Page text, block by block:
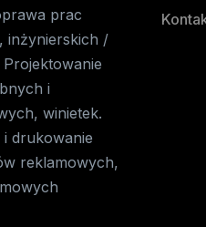
prac
inżynierskich /
i
winietek.
drukowanie
reklamowych,